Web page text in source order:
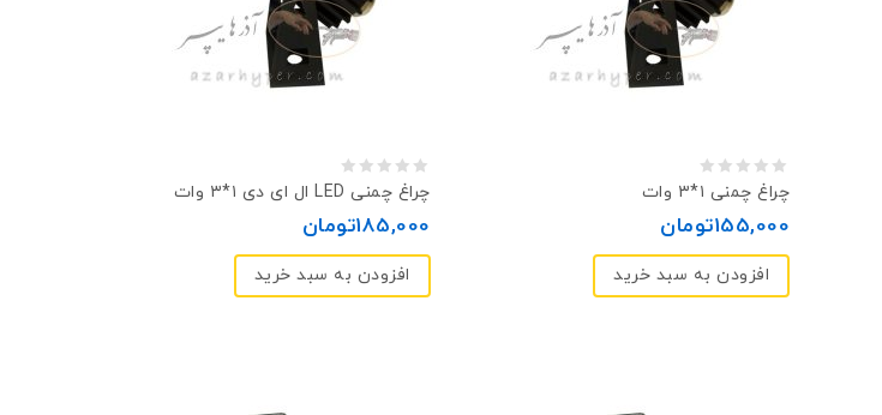
0
چراغ چمنی ۱*۳ وات
155,000تومان
افزودن به سبد خرید
0
چراغ چمنی LED ال ای دی ۱*۳ وات
185,000تومان
افزودن به سبد خرید